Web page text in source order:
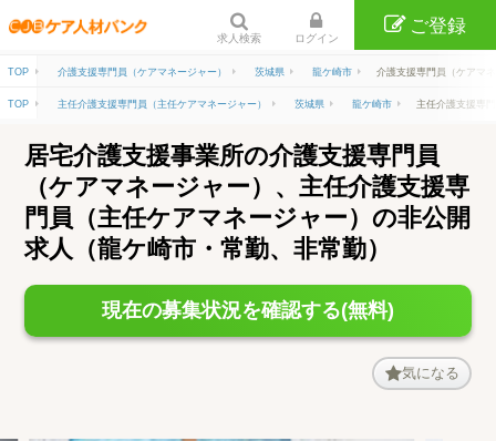
求人検索 ログイン
ご登録
TOP 介護支援専門員（ケアマネージャー） 茨城県 龍ケ崎市 介護支援専門員（ケアマ
TOP 主任介護支援専門員（主任ケアマネージャー） 茨城県 龍ケ崎市 主任介護支援専
居宅介護支援事業所の介護支援専門員
（ケアマネージャー）、主任介護支援専
門員（主任ケアマネージャー）の非公開
求人（龍ケ崎市・常勤、非常勤）
現在の募集状況を確認する(無料)
気になる